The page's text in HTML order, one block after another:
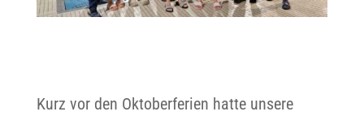
Kurz vor den Oktoberferien hatte unsere